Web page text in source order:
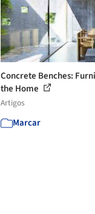
Concrete Benches:
the Home
Artigos
Marcar